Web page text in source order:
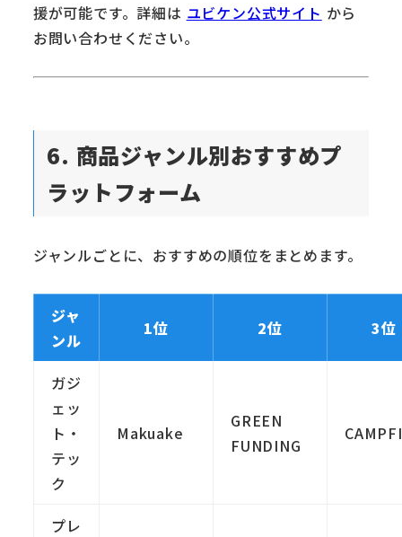
援が可能です。詳細は ユビケン公式サイト から
お問い合わせください。
6. 商品ジャンル別おすすめプ
ラットフォーム
ジャンルごとに、おすすめの順位をまとめます。
ジャ
ンル
1位 2位 3位
ガジ
ェッ
ト・
テッ
ク
Makuake
GREEN
FUNDING
プレ